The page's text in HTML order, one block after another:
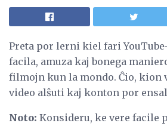
Preta por lerni kiel fari
facila, amuza kaj bonega
filmojn kun la mondo. Ĉio, kion
video alŝuti kaj konton por
Noto: Konsideru, ke vere facile